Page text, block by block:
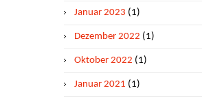
Januar 2023 (1)
Dezember 2022 (1)
Oktober 2022 (1)
Januar 2021 (1)